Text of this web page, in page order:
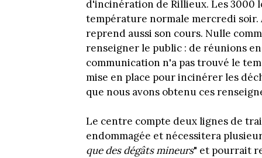
d'incinération de Rillieux. Les 3000
température normale mercredi
reprend aussi son cours. Nulle
renseigner le public : de réunions
communication n'a pas trouvé le
mise en place pour incinérer les
que nous avons obtenu ces
Le centre compte deux lignes de
endommagée et nécessitera
que des dégâts mineurs" et pourrait